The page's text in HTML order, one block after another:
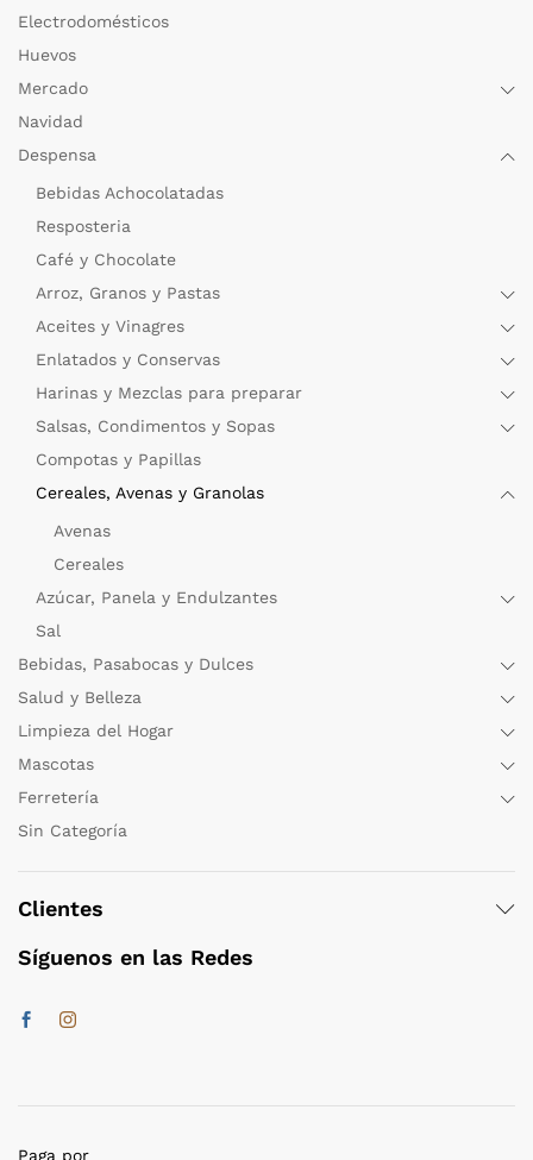
Electrodomésticos
Huevos
Mercado
Navidad
Despensa
Bebidas Achocolatadas
Resposteria
Café y Chocolate
Arroz, Granos y Pastas
Aceites y Vinagres
Enlatados y Conservas
Harinas y Mezclas para preparar
Salsas, Condimentos y Sopas
Compotas y Papillas
Cereales, Avenas y Granolas
Avenas
Cereales
Azúcar, Panela y Endulzantes
Sal
Bebidas, Pasabocas y Dulces
Salud y Belleza
Limpieza del Hogar
Mascotas
Ferretería
Sin Categoría
Clientes
Síguenos en las Redes
Paga por